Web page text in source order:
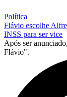
Política
Flávio escolhe
INSS para ser vice
Após ser
Flávio".